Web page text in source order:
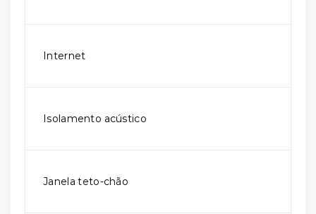
Internet
Isolamento acústico
Janela teto-chão